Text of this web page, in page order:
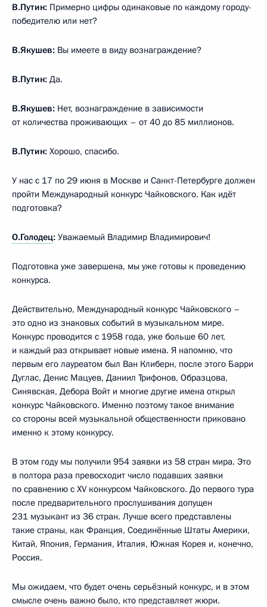
В.Путин: Примерно цифры одинаковые по каждому городу-
победителю или нет?
В.Якушев: Вы имеете в виду вознаграждение?
В.Путин: Да.
В.Якушев: Нет, вознаграждение в зависимости
от количества проживающих – от 40 до 85 миллионов.
В.Путин: Хорошо, спасибо.
У нас с 17 по 29 июня в Москве и Санкт-Петербурге должен
пройти Международный конкурс Чайковского. Как идёт
подготовка?
О.Голодец: Уважаемый Владимир Владимирович!
Подготовка уже завершена, мы уже готовы к проведению
конкурса.
Действительно, Международный конкурс Чайковского –
это одно из знаковых событий в музыкальном мире.
Конкурс проводится с 1958 года, уже больше 60 лет,
и каждый раз открывает новые имена. Я напомню, что
первым его лауреатом был Ван Клиберн, после этого Барри
Дуглас, Денис Мацуев, Даниил Трифонов, Образцова,
Синявская, Дебора Войт и многие другие имена открыл
конкурс Чайковского. Именно поэтому такое внимание
со стороны всей музыкальной общественности приковано
именно к этому конкурсу.
В этом году мы получили 954 заявки из 58 стран мира. Это
в полтора раза превосходит число подавших заявки
по сравнению с XV конкурсом Чайковского. До первого тура
после предварительного прослушивания допущен
231 музыкант из 36 стран. Лучше всего представлены
такие страны, как Франция, Соединённые Штаты Америки,
Китай, Япония, Германия, Италия, Южная Корея и, конечно,
Россия.
Мы ожидаем, что будет очень серьёзный конкурс, и в этом
смысле очень важно было, кто представляет жюри.